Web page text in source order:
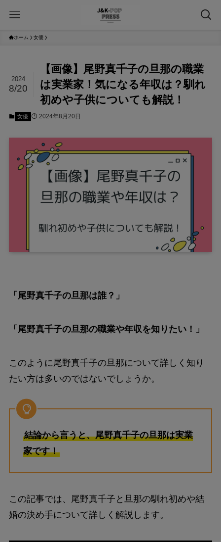
ホーム 女優
【画像】尾野真千子の旦那の職業
は実業家！気になる年収は？馴れ
初めや子供についても解説！
2024
8/20
女優 2024年8月20日
「尾野真千子の旦那は誰？」
「尾野真千子の旦那の職業や年収を知りたい！」
このように尾野真千子の旦那について詳しく知り
たい方は多いのではないでしょうか。
結論から言うと、尾野真千子の旦那は実業
家です！
この記事では、尾野真千子と旦那の馴れ初めや結
婚の決め手について詳しく解説します。